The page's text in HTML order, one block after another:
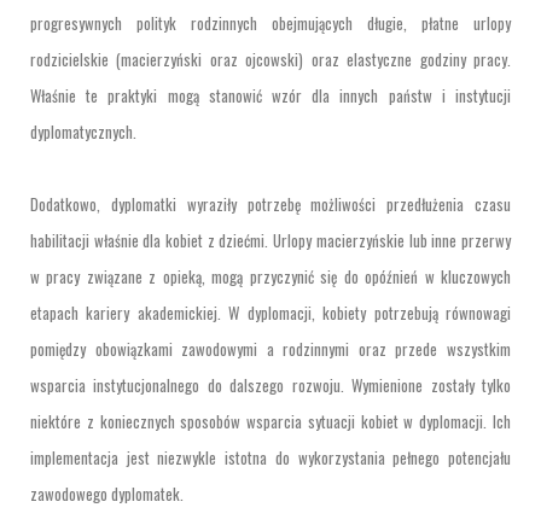
progresywnych polityk rodzinnych obejmujących długie, płatne urlopy
rodzicielskie (macierzyński oraz ojcowski) oraz elastyczne godziny pracy.
Właśnie te praktyki mogą stanowić wzór dla innych państw i instytucji
dyplomatycznych.
Dodatkowo, dyplomatki wyraziły potrzebę możliwości przedłużenia czasu
habilitacji właśnie dla kobiet z dziećmi. Urlopy macierzyńskie lub inne przerwy
w pracy związane z opieką, mogą przyczynić się do opóźnień w kluczowych
etapach kariery akademickiej. W dyplomacji, kobiety potrzebują równowagi
pomiędzy obowiązkami zawodowymi a rodzinnymi oraz przede wszystkim
wsparcia instytucjonalnego do dalszego rozwoju. Wymienione zostały tylko
niektóre z koniecznych sposobów wsparcia sytuacji kobiet w dyplomacji. Ich
implementacja jest niezwykle istotna do wykorzystania pełnego potencjału
zawodowego dyplomatek.